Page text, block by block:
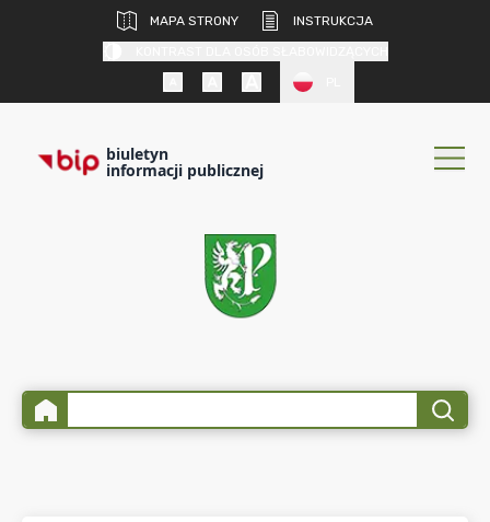
MAPA STRONY
INSTRUKCJA
biuletyn
informacji publicznej